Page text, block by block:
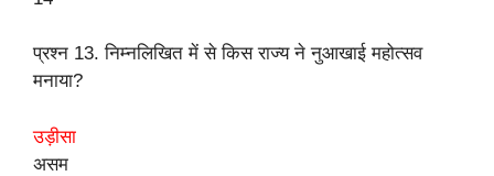
प्रश्न 13. निम्नलिखित में से किस राज्य ने नुआखाई महोत्सव
मनाया?
उड़ीसा
असम